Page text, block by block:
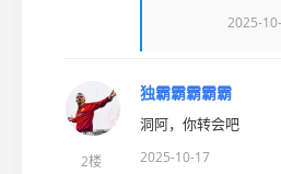
2025-
2楼
独霸霸霸霸霸
洞阿，你转会吧
2025-10-17